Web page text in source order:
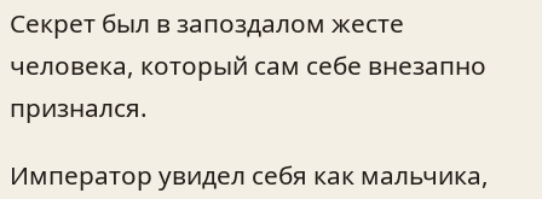
Секрет был в запоздалом жесте
человека, который сам себе внезапно
признался.
Император увидел себя как мальчика,